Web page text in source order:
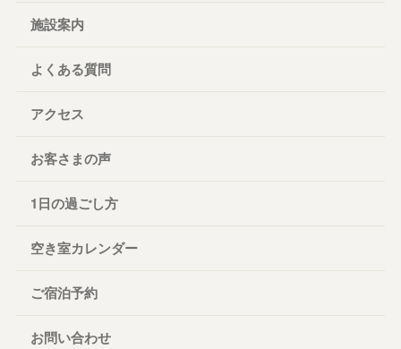
施設案内
よくある質問
アクセス
お客さまの声
1日の過ごし方
空き室カレンダー
ご宿泊予約
お問い合わせ